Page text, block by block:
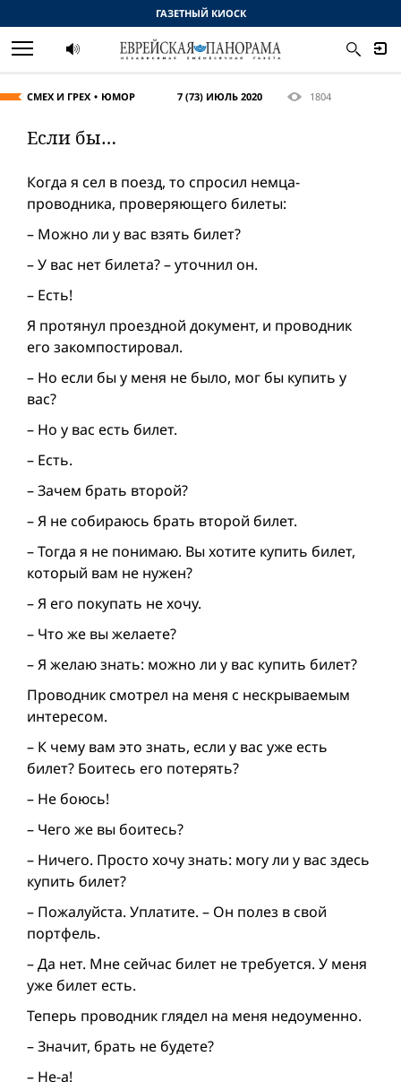
СМЕХ И ГРЕХ ЮМОР 7 (73) ИЮЛЬ 2020 1804
Если бы…
Когда я сел в поезд, то спросил немца-
проводника, проверяющего билеты:
– Можно ли у вас взять билет?
– У вас нет билета? – уточнил он.
– Есть!
Я протянул проездной документ, и проводник
его закомпостировал.
– Но если бы у меня не было, мог бы купить у
вас?
– Но у вас есть билет.
– Есть.
– Зачем брать второй?
– Я не собираюсь брать второй билет.
– Тогда я не понимаю. Вы хотите купить билет,
который вам не нужен?
– Я его покупать не хочу.
– Что же вы желаете?
– Я желаю знать: можно ли у вас купить билет?
Проводник смотрел на меня с нескрываемым
интересом.
– К чему вам это знать, если у вас уже есть
билет? Боитесь его потерять?
– Не боюсь!
– Чего же вы боитесь?
– Ничего. Просто хочу знать: могу ли у вас здесь
купить билет?
– Пожалуйста. Уплатите. – Он полез в свой
портфель.
– Да нет. Мне сейчас билет не требуется. У меня
уже билет есть.
Теперь проводник глядел на меня недоуменно.
– Значит, брать не будете?
– Не-а!
ГАЗЕТНЫЙ КИОСК